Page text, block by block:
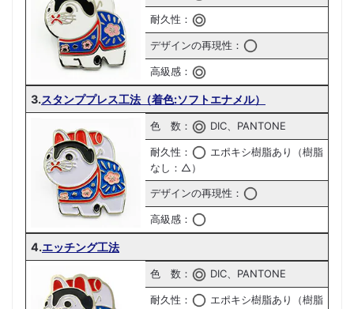
耐久性：
デザインの再現性：
高級感：
3.スタンププレス工法（着色:ソフトエナメル）
色 数： DIC、PANTONE
耐久性：
エポキシ樹脂あり（樹脂
なし：△）
デザインの再現性：
高級感：
4.エッチング工法
色 数： DIC、PANTONE
耐久性：
エポキシ樹脂あり（樹脂